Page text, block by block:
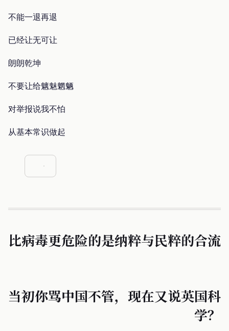
不能一退再退
已经让无可让
朗朗乾坤
不要让给魑魅魍魉
对举报说我不怕
从基本常识做起
比病毒更危险的是纳粹与民粹的合流
当初你骂中国不管，现在又说英国科
学？